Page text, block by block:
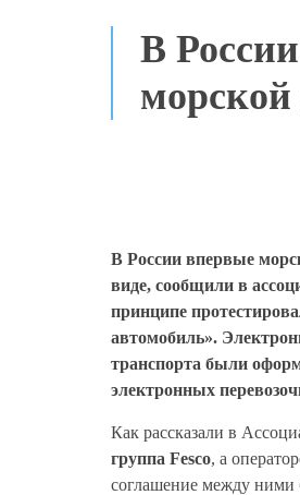
В
морской
В России впервые
виде, сообщили в
принципе
автомобиль».
транспорта были
электронных
Как рассказали в
группа Fesco, а
соглашение между ними